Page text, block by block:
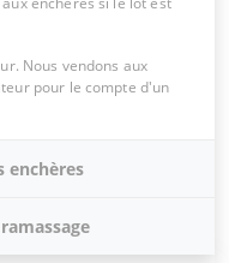
Nous vendons aux
pour le compte d'un
enchères